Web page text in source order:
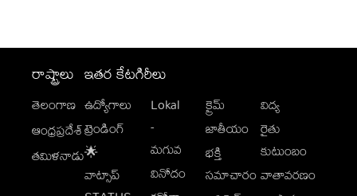
రాష్ట్రాలు
తెలంగాణ
ఆంధ్రప్రదేశ్
తమిళనాడు
ఇతర కేటగిరీలు
ఉద్యోగాలు
ట్రెండింగ్
🌟
వాట్సాప్
Lokal
-
మగువ
వినోదం
క్రైమ్
జాతీయం
భక్తి
సమాచారం
విద్య
రైతు
కుటుంబం
వాతావరణం